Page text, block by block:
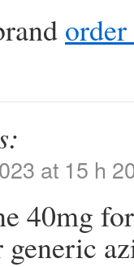
at 15 h
40mg
generic